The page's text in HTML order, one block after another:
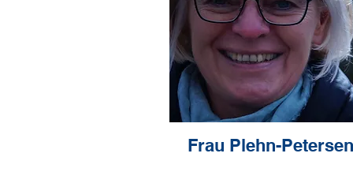
Frau Plehn-Petersen